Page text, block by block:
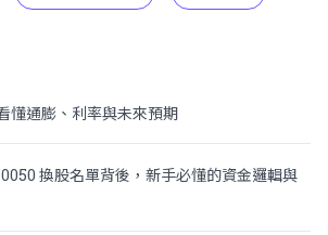
懂通膨、利率與未來預期
換股名單背後，新手必懂的資金邏輯與